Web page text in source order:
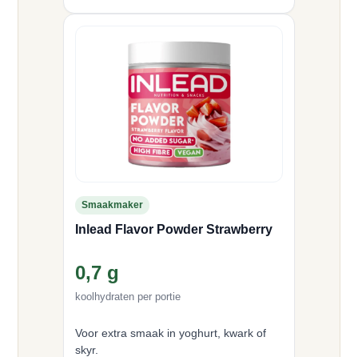
Smaakmaker
Inlead Flavor Powder Strawberry
0,7 g
koolhydraten per portie
Voor extra smaak in yoghurt, kwark of
skyr.